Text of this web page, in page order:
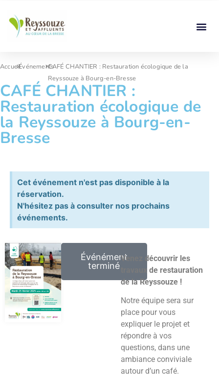
AccueilÉvénementsCAFÉ CHANTIER : Restauration écologique de la
Reyssouze à Bourg-en-Bresse
CAFÉ CHANTIER :
Restauration écologique de
la Reyssouze à Bourg-en-
Bresse
Cet événement n'est pas disponible à la
réservation.
N'hésitez pas à consulter nos prochains
événements.
Événément
terminé
Venez découvrir les
travaux de restauration
de la Reyssouze !
Notre équipe sera sur
place pour vous
expliquer le projet et
répondre à vos
questions, dans une
ambiance conviviale
autour d’un café.